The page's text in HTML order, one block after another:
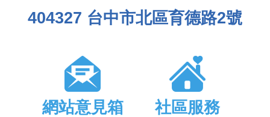
404327 台中市北區育德路2號
網站意見箱 社區服務